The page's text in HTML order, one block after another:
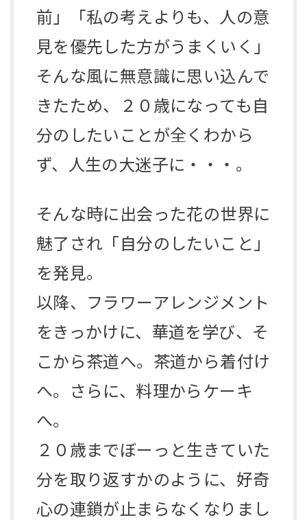
前」「私の考えよりも、人の意
見を優先した方がうまくいく」
そんな風に無意識に思い込んで
きたため、２０歳になっても自
分のしたいことが全くわから
ず、人生の大迷子に・・・。
そんな時に出会った花の世界に
魅了され「自分のしたいこと」
を発見。
以降、フラワーアレンジメント
をきっかけに、華道を学び、そ
こから茶道へ。茶道から着付け
へ。さらに、料理からケーキ
へ。
２０歳までぼーっと生きていた
分を取り返すかのように、好奇
心の連鎖が止まらなくなりまし